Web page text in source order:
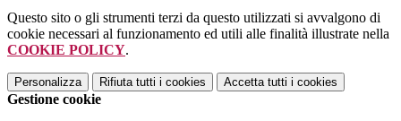
Questo sito o gli strumenti terzi da questo utilizzati si avvalgono di
cookie necessari al funzionamento ed utili alle finalità illustrate nella
COOKIE POLICY.
Personalizza Rifiuta tutti i cookies Accetta tutti i cookies
Gestione cookie